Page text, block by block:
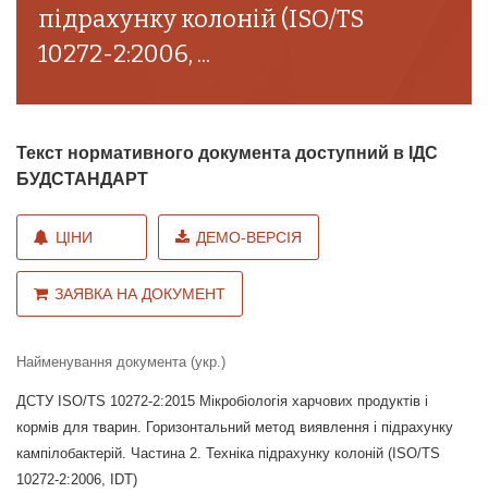
підрахунку колоній (ISO/TS
10272-2:2006, ...
Текст нормативного документа доступний в ІДС
БУДСТАНДАРТ
ЦІНИ ДЕМО-ВЕРСІЯ
ЗАЯВКА НА ДОКУМЕНТ
Найменування документа (укр.)
ДСТУ ISO/TS 10272-2:2015 Мікробіологія харчових продуктів і
кормів для тварин. Горизонтальний метод виявлення і підрахунку
кампілобактерій. Частина 2. Техніка підрахунку колоній (ISO/TS
10272-2:2006, IDT)